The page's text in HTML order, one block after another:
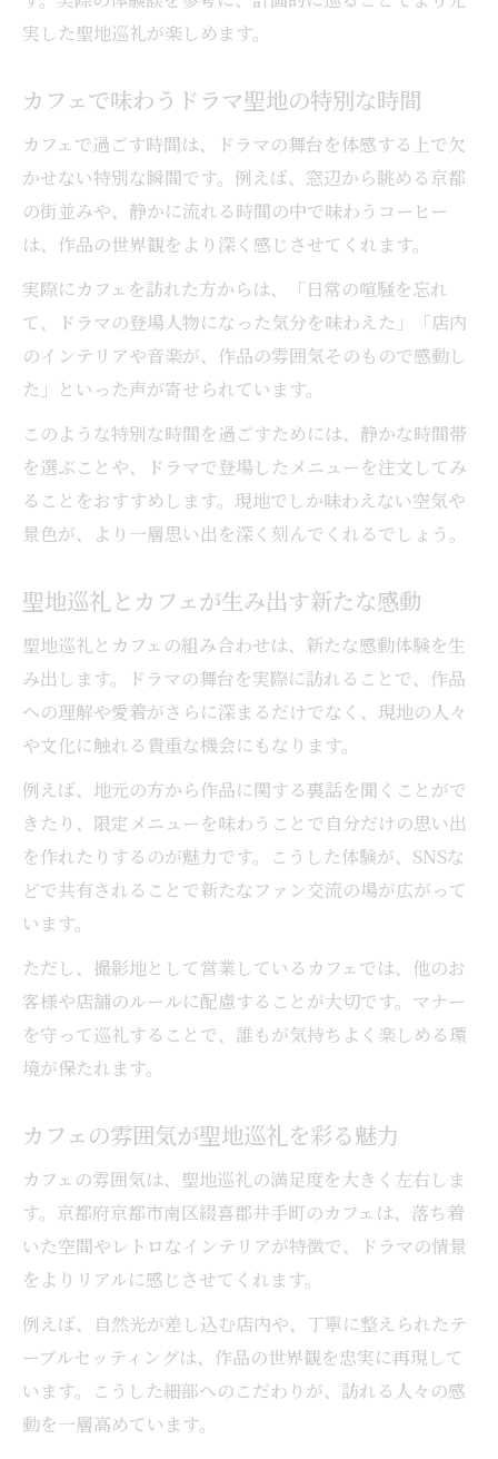
実した聖地巡礼が楽しめます。
カフェで味わうドラマ聖地の特別な時間
カフェで過ごす時間は、ドラマの舞台を体感する上で欠
かせない特別な瞬間です。例えば、窓辺から眺める京都
の街並みや、静かに流れる時間の中で味わうコーヒー
は、作品の世界観をより深く感じさせてくれます。
実際にカフェを訪れた方からは、「日常の喧騒を忘れ
て、ドラマの登場人物になった気分を味わえた」「店内
のインテリアや音楽が、作品の雰囲気そのもので感動し
た」といった声が寄せられています。
このような特別な時間を過ごすためには、静かな時間帯
を選ぶことや、ドラマで登場したメニューを注文してみ
ることをおすすめします。現地でしか味わえない空気や
景色が、より一層思い出を深く刻んでくれるでしょう。
聖地巡礼とカフェが生み出す新たな感動
聖地巡礼とカフェの組み合わせは、新たな感動体験を生
み出します。ドラマの舞台を実際に訪れることで、作品
への理解や愛着がさらに深まるだけでなく、現地の人々
や文化に触れる貴重な機会にもなります。
例えば、地元の方から作品に関する裏話を聞くことがで
きたり、限定メニューを味わうことで自分だけの思い出
を作れたりするのが魅力です。こうした体験が、SNSな
どで共有されることで新たなファン交流の場が広がって
います。
ただし、撮影地として営業しているカフェでは、他のお
客様や店舗のルールに配慮することが大切です。マナー
を守って巡礼することで、誰もが気持ちよく楽しめる環
境が保たれます。
カフェの雰囲気が聖地巡礼を彩る魅力
カフェの雰囲気は、聖地巡礼の満足度を大きく左右しま
す。京都府京都市南区綴喜郡井手町のカフェは、落ち着
いた空間やレトロなインテリアが特徴で、ドラマの情景
をよりリアルに感じさせてくれます。
例えば、自然光が差し込む店内や、丁寧に整えられたテ
ーブルセッティングは、作品の世界観を忠実に再現して
います。こうした細部へのこだわりが、訪れる人々の感
動を一層高めています。